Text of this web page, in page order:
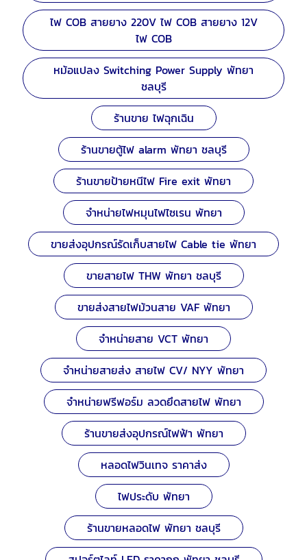
ไฟ COB สายยาง 220V ไฟ COB สายยาง 12V
ไฟ COB
หม้อแปลง Switching Power Supply พัทยา
ชลบุรี
ร้านขาย ไฟฉุกเฉิน
ร้านขายตู้ไฟ alarm พัทยา ชลบุรี
ร้านขายป้ายหนีไฟ Fire exit พัทยา
จำหน่ายไฟหมุนไฟไซเรน พัทยา
ขายส่งอุปกรณ์รัดเก็บสายไฟ Cable tie พัทยา
ขายสายไฟ THW พัทยา ชลบุรี
ขายส่งสายไฟม้วนสาย VAF พัทยา
จำหน่ายสาย VCT พัทยา
จำหน่ายสายส่ง สายไฟ CV/ NYY พัทยา
จำหน่ายฟรีฟอร์ม ลวดยึดสายไฟ พัทยา
ร้านขายส่งอุปกรณ์ไฟฟ้า พัทยา
หลอดไฟวินเทจ ราคาส่ง
ไฟประดับ พัทยา
ร้านขายหลอดไฟ พัทยา ชลบุรี